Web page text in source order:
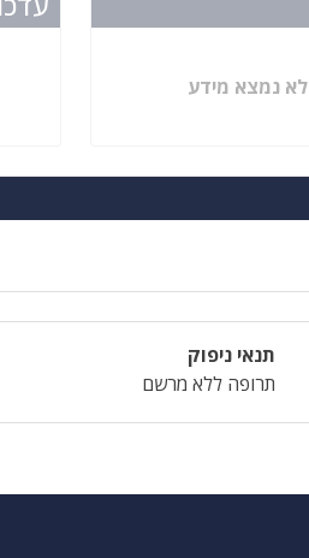
לא נמצא מידע
תנאי ניפוק
תרופה ללא מרשם